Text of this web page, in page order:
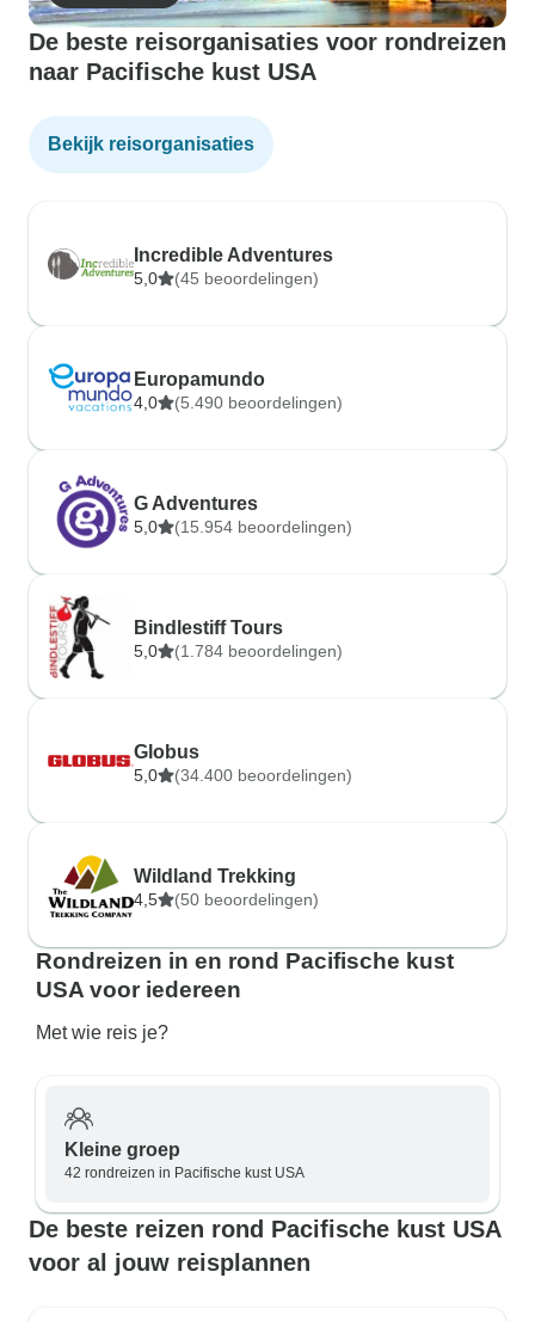
De beste reisorganisaties voor rondreizen
naar Pacifische kust USA
Bekijk reisorganisaties
Incredible Adventures
5,0 (45 beoordelingen)
Europamundo
4,0 (5.490 beoordelingen)
G Adventures
5,0 (15.954 beoordelingen)
Bindlestiff Tours
5,0 (1.784 beoordelingen)
Globus
5,0 (34.400 beoordelingen)
Wildland Trekking
4,5 (50 beoordelingen)
Rondreizen in en rond Pacifische kust
USA voor iedereen
Met wie reis je?
Kleine groep
42 rondreizen in Pacifische kust USA
De beste reizen rond Pacifische kust USA
voor al jouw reisplannen